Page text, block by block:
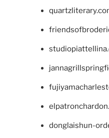
donglaishun-